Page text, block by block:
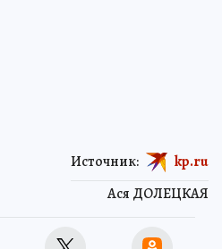
Ася ДОЛЕЦКАЯ
Источник: kp.ru